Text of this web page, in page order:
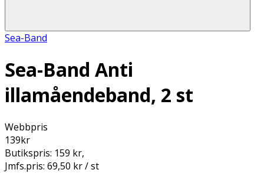
Sea-Band
Sea-Band Anti
illamåendeband, 2 st
Webbpris
139kr
Butikspris: 159 kr,
Jmfs.pris: 69,50 kr / st